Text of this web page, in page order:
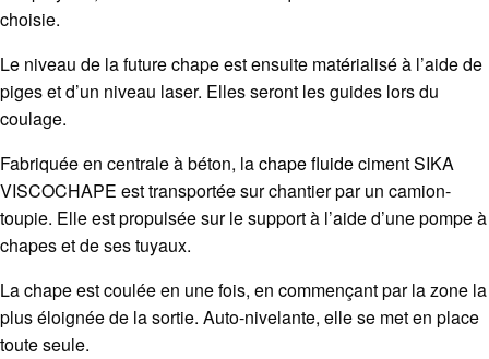
choisie.
Le niveau de la future chape est ensuite matérialisé à l’aide de
piges et d’un niveau laser. Elles seront les guides lors du
coulage.
Fabriquée en centrale à béton, lachape fluideciment SIKA
VISCOCHAPE est transportée sur chantier par un camion-
toupie. Elle est propulsée sur le support à l’aide d’une pompe à
chapes et de ses tuyaux.
La chape est coulée en une fois, en commençant par la zone la
plus éloignée de la sortie. Auto-nivelante, elle se met en place
toute seule.